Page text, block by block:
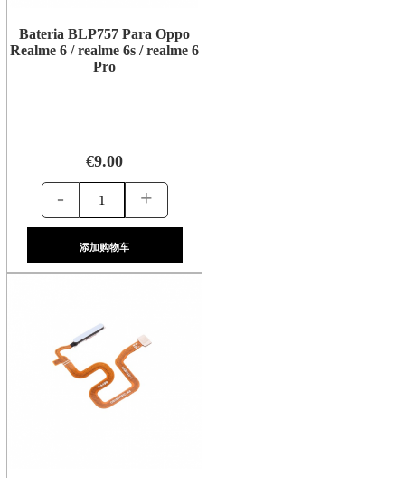
Bateria BLP757 Para Oppo
Realme 6 / realme 6s / realme 6
Pro
€9.00
- +
添加购物车